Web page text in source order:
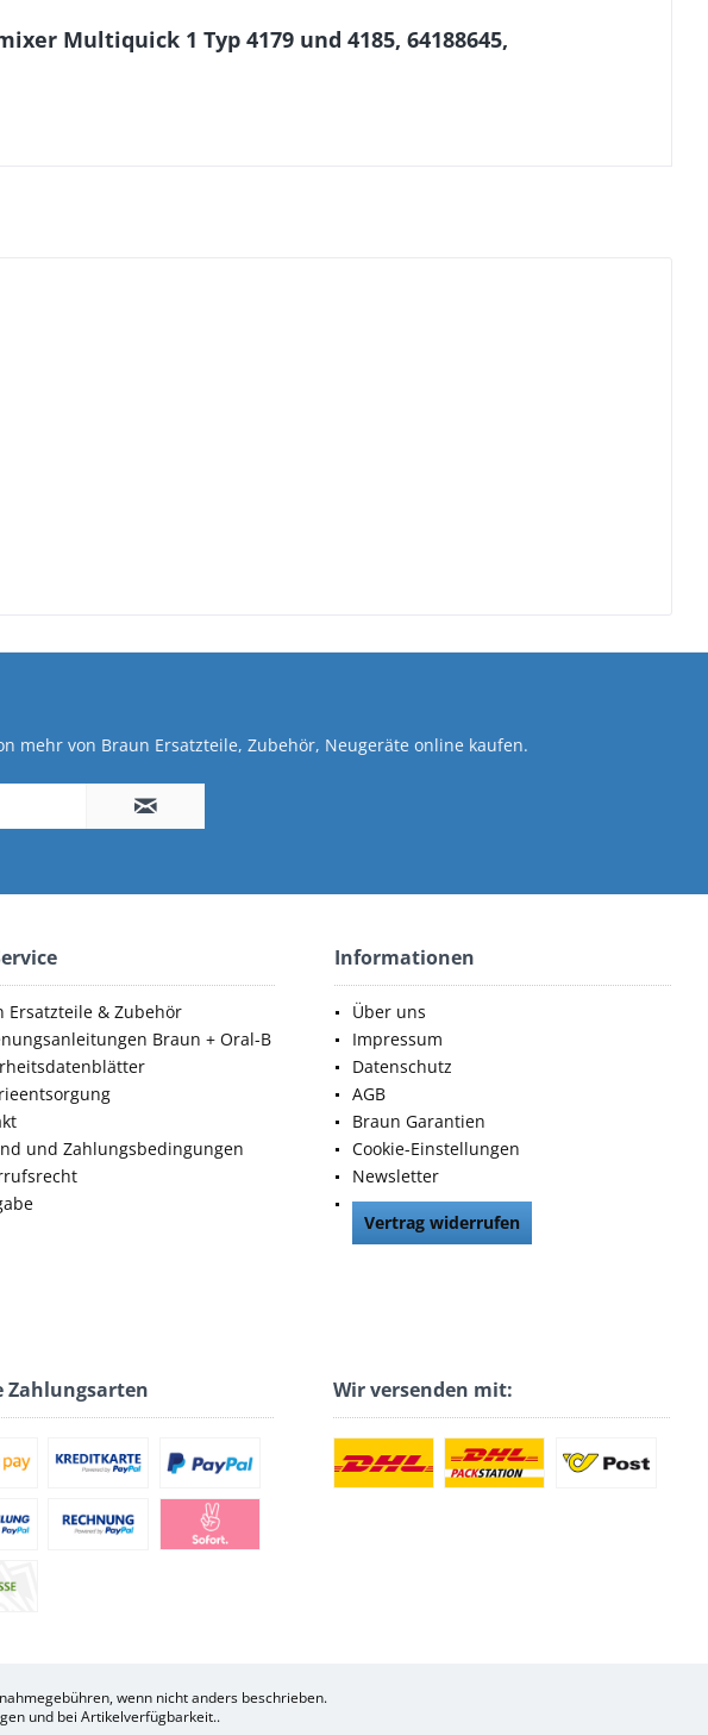
Multiquick 1 Typ 4179 und 4185, 64188645,
mehr von Braun Ersatzteile, Zubehör, Neugeräte online kaufen.
Ersatzteile & Zubehör
Braun + Oral-B
und Zahlungsbedingungen
Informationen
Über uns
Impressum
Datenschutz
AGB
Braun Garantien
Cookie-Einstellungen
Newsletter
Vertrag widerrufen
Zahlungsarten Wir versenden mit:
wenn nicht anders beschrieben.
und bei Artikelverfügbarkeit..